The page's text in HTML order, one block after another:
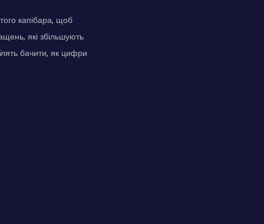
капібара, щоб
які збільшують
бачити, як цифри